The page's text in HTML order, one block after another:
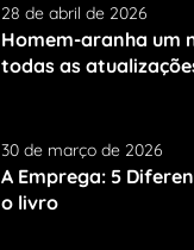
28 de abril de 2026
Homem-aranha um
todas as
30 de março de 2026
A Emprega: 5
o livro